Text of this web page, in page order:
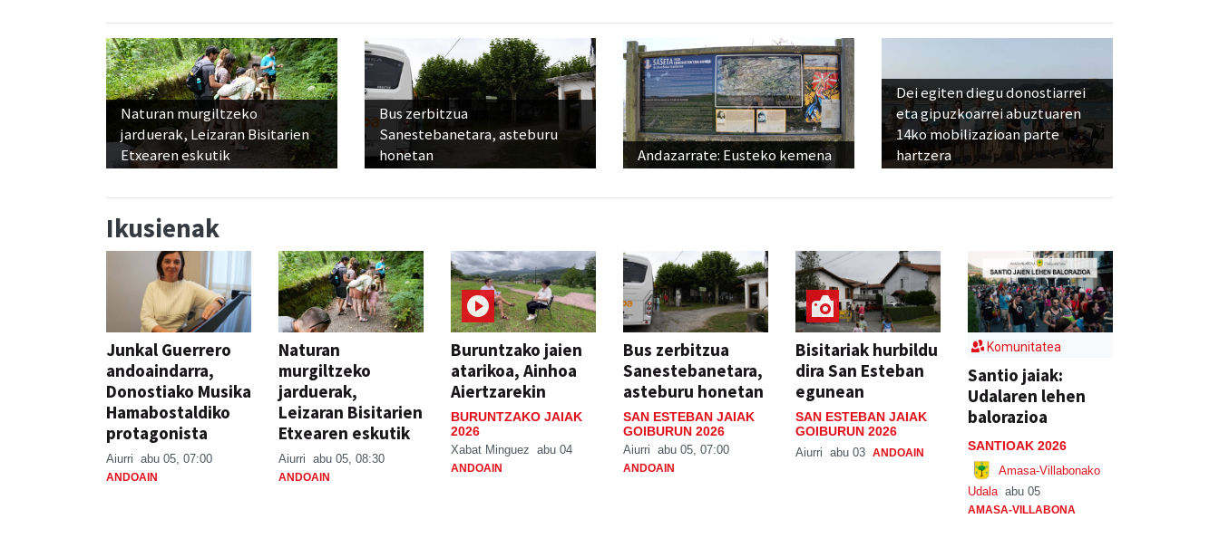
Naturan murgiltzeko
jarduerak, Leizaran Bisitarien
Etxearen eskutik
Bus zerbitzua
Sanestebanetara, asteburu
honetan
Andazarrate: Eusteko kemena
Dei egiten diegu donostiarrei
eta gipuzkoarrei abuztuaren
14ko mobilizazioan parte
hartzera
Ikusienak
Junkal Guerrero
andoaindarra,
Donostiako Musika
Hamabostaldiko
protagonista
Aiurri abu 05, 07:00
ANDOAIN
Naturan
murgiltzeko
jarduerak,
Leizaran Bisitarien
Etxearen eskutik
Aiurri abu 05, 08:30
ANDOAIN
Buruntzako jaien
atarikoa, Ainhoa
Aiertzarekin
BURUNTZAKO JAIAK
2026
Xabat Minguez abu 04
ANDOAIN
Bus zerbitzua
Sanestebanetara,
asteburu honetan
SAN ESTEBAN JAIAK
GOIBURUN 2026
Aiurri abu 05, 07:00
ANDOAIN
Bisitariak hurbildu
dira San Esteban
egunean
SAN ESTEBAN JAIAK
GOIBURUN 2026
Aiurri abu 03 ANDOAIN
Komunitatea
Santio jaiak:
Udalaren lehen
balorazioa
SANTIOAK 2026
Amasa-Villabonako
Udala abu 05
AMASA-VILLABONA